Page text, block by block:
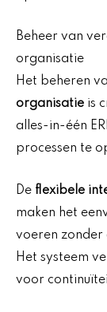
Beheer van
organisatie
Het beheren
organisatie is
alles-in-één
processen te
De flexibele
maken het
voeren zonder
Het systeem
voor